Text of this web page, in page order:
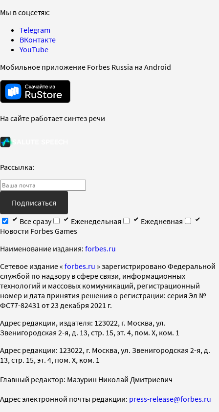
Мы в соцсетях:
Telegram
ВКонтакте
YouTube
Мобильное приложение Forbes Russia на Android
На сайте работает синтез речи
Рассылка:
Подписаться
Все сразу
Еженедельная
Ежедневная
Новости Forbes Games
Наименование издания: forbes.ru
Cетевое издание « forbes.ru » зарегистрировано Федеральной
службой по надзору в сфере связи, информационных
технологий и массовых коммуникаций, регистрационный
номер и дата принятия решения о регистрации: серия Эл №
ФС77-82431 от 23 декабря 2021 г.
Адрес редакции, издателя: 123022, г. Москва, ул.
Звенигородская 2-я, д. 13, стр. 15, эт. 4, пом. X, ком. 1
Адрес редакции: 123022, г. Москва, ул. Звенигородская 2-я, д.
13, стр. 15, эт. 4, пом. X, ком. 1
Главный редактор: Мазурин Николай Дмитриевич
Адрес электронной почты редакции: press-release@forbes.ru